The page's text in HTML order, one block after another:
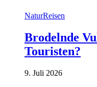
NaturReisen
Brodelnde
Touristen?
9. Juli 2026